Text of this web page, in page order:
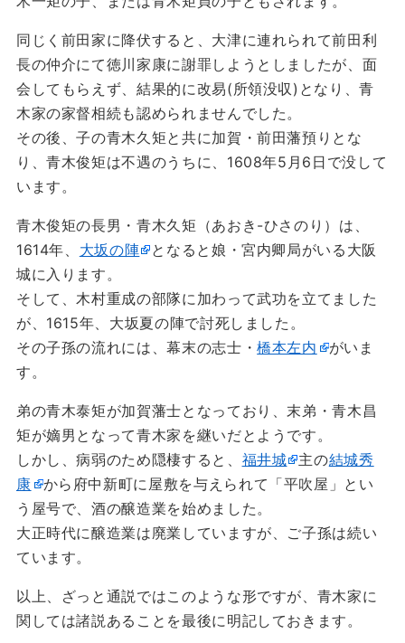
同じく前田家に降伏すると、大津に連れられて前田利
長の仲介にて徳川家康に謝罪しようとしましたが、面
会してもらえず、結果的に改易(所領没収)となり、青
木家の家督相続も認められませんでした。
その後、子の青木久矩と共に加賀・前田藩預りとな
り、青木俊矩は不遇のうちに、1608年5月6日で没して
います。
青木俊矩の長男・青木久矩（あおき-ひさのり）は、
1614年、 大坂の陣
となると娘・宮内卿局がいる大阪
城に入ります。
そして、木村重成の部隊に加わって武功を立てました
が、1615年、大坂夏の陣で討死しました。
その子孫の流れには、幕末の志士・橋本左内
がいま
す。
弟の青木泰矩が加賀藩士となっており、末弟・青木昌
矩が嫡男となって青木家を継いだとようです。
しかし、病弱のため隠棲すると、 福井城 主の結城秀
康
から府中新町に屋敷を与えられて「平吹屋」とい
う屋号で、酒の醸造業を始めました。
大正時代に醸造業は廃業していますが、ご子孫は続い
ています。
以上、ざっと通説ではこのような形ですが、青木家に
関しては諸説あることを最後に明記しておきます。